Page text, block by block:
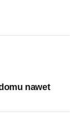
nawet